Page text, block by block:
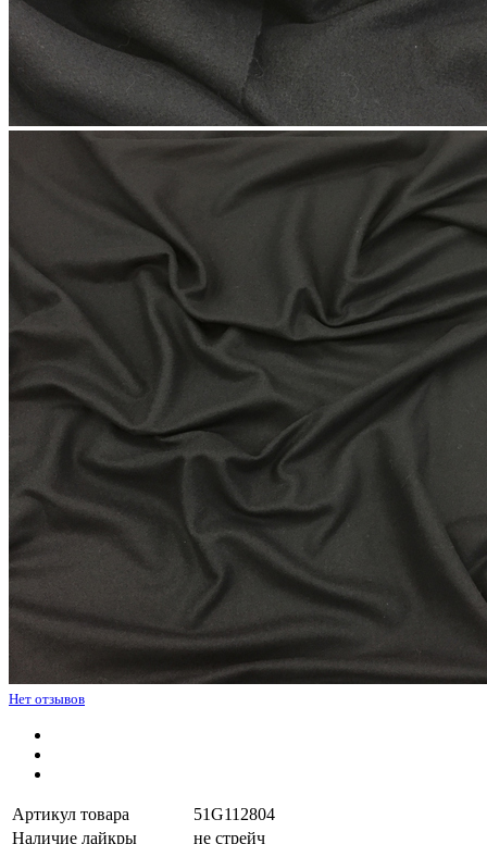
Нет отзывов
Артикул товара
51G112804
Наличие лайкры
не стрейч